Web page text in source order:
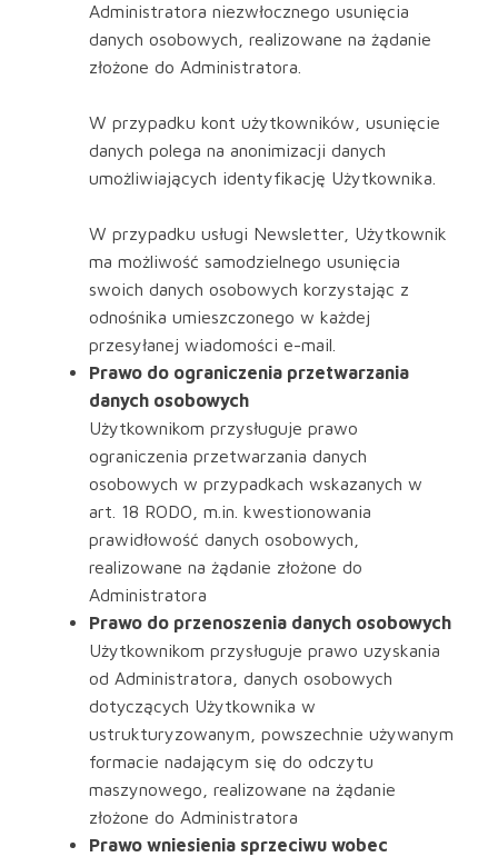
Administratora niezwłocznego usunięcia
danych osobowych, realizowane na żądanie
złożone do Administratora.
W przypadku kont użytkowników, usunięcie
danych polega na anonimizacji danych
umożliwiających identyfikację Użytkownika.
W przypadku usługi Newsletter, Użytkownik
ma możliwość samodzielnego usunięcia
swoich danych osobowych korzystając z
odnośnika umieszczonego w każdej
przesyłanej wiadomości e-mail.
Prawo do ograniczenia przetwarzania
danych osobowych
Użytkownikom przysługuje prawo
ograniczenia przetwarzania danych
osobowych w przypadkach wskazanych w
art. 18 RODO, m.in. kwestionowania
prawidłowość danych osobowych,
realizowane na żądanie złożone do
Administratora
Prawo do przenoszenia danych osobowych
Użytkownikom przysługuje prawo uzyskania
od Administratora, danych osobowych
dotyczących Użytkownika w
ustrukturyzowanym, powszechnie używanym
formacie nadającym się do odczytu
maszynowego, realizowane na żądanie
złożone do Administratora
Prawo wniesienia sprzeciwu wobec